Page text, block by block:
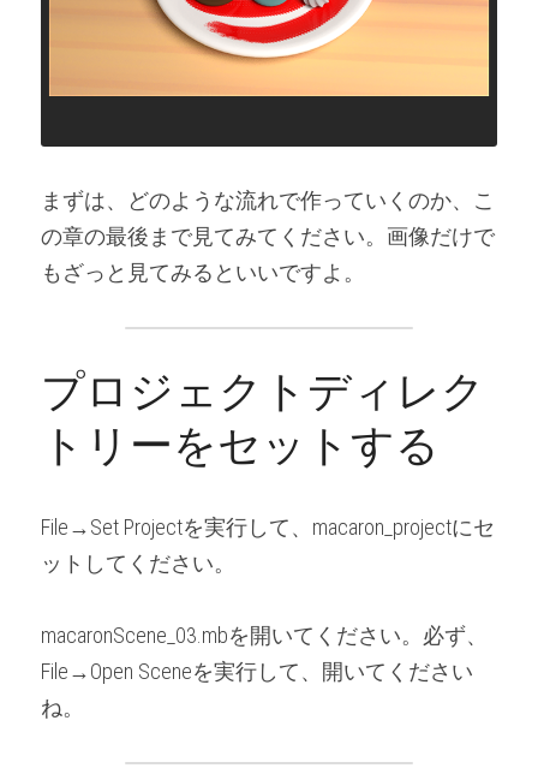
まずは、どのような流れで作っていくのか、こ
の章の最後まで見てみてください。画像だけで
もざっと見てみるといいですよ。
プロジェクトディレク
トリーをセットする
File→Set Projectを実行して、macaron_projectにセ
ットしてください。
macaronScene_03.mbを開いてください。必ず、
File→Open Sceneを実行して、開いてください
ね。